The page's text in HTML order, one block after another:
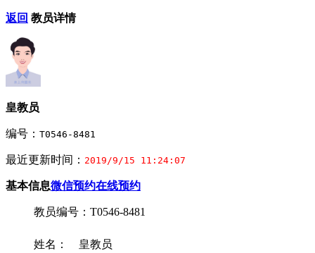
返回 教员详情
皇教员
编号： T0546-8481
最近更新时间： 2019/9/15 11:24:07
基本信息微信预约在线预约
教员编号：T0546-8481
姓名： 皇教员